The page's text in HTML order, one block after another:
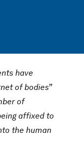
have
of bodies”
of
affixed to
the human